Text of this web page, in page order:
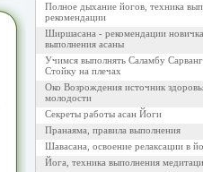
Полное дыхание йогов, техника
рекомендации
Ширшасана - рекомендации
выполнения асаны
Учимся выполнять Саламбу
Стойку на плечах
Око Возрождения источник
молодости
Секреты работы асан Йоги
Пранаяма, правила выполнения
Шавасана, освоение релаксации в
Йога, техника выполнения